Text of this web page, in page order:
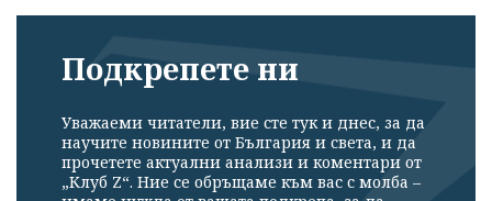
Подкрепете ни
Уважаеми читатели, вие сте тук и днес, за да
научите новините от България и света, и да
прочетете актуални анализи и коментари от
„Клуб Z“. Ние се обръщаме към вас с молба –